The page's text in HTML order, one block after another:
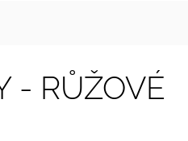
- RŮŽOVÉ